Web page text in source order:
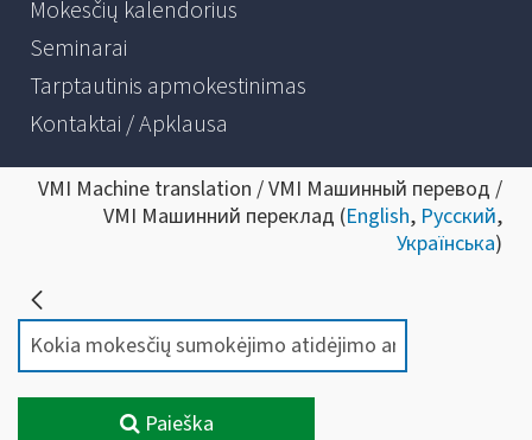
Mokesčių kalendorius
Seminarai
Tarptautinis apmokestinimas
Kontaktai / Apklausa
VMI Machine translation / VMI Машинный перевод /
VMI Машинний переклад (English, Русский,
Українська)
Paieška